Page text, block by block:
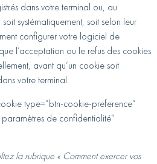
dans votre terminal ou, au
systématiquement, soit selon leur
configurer votre logiciel de
l’acceptation ou le refus des cookies
avant qu’un cookie soit
votre terminal.
type=”btn-cookie-preference”
de confidentialité”
la rubrique « Comment exercer vos